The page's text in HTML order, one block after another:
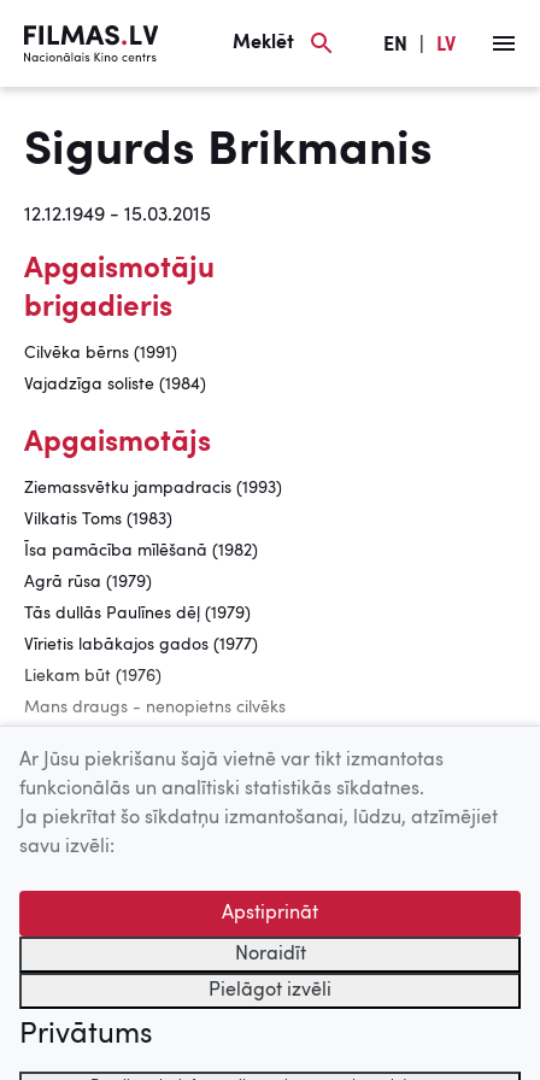
Meklēt EN LV
Sigurds Brikmanis
12.12.1949 - 15.03.2015
Apgaismotāju
brigadieris
Cilvēka bērns (1991)
Vajadzīga soliste (1984)
Apgaismotājs
Ziemassvētku jampadracis (1993)
Vilkatis Toms (1983)
Īsa pamācība mīlēšanā (1982)
Agrā rūsa (1979)
Tās dullās Paulīnes dēļ (1979)
Vīrietis labākajos gados (1977)
Liekam būt (1976)
Mans draugs - nenopietns cilvēks
Uz augšu
© 2026 Nacionālais Kino centrs, Kultūras informācijas sistēmu
centrs. Sadarbības partneris: Latvijas Valsts
kinofotofonodokumentu arhīvs.
Ar Jūsu piekrišanu šajā vietnē var tikt izmantotas
funkcionālās un analītiski statistikās sīkdatnes.
Ja piekrītat šo sīkdatņu izmantošanai, lūdzu, atzīmējiet
savu izvēli:
Apstiprināt
Noraidīt
Pielāgot izvēli
Privātums